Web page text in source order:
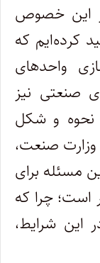
این خصوص
کرده‌ایم که
واحدهای
صنعتی نیز
نحوه و شکل
صنعت،
مسئله برای
است؛ چرا که
این شرایط،